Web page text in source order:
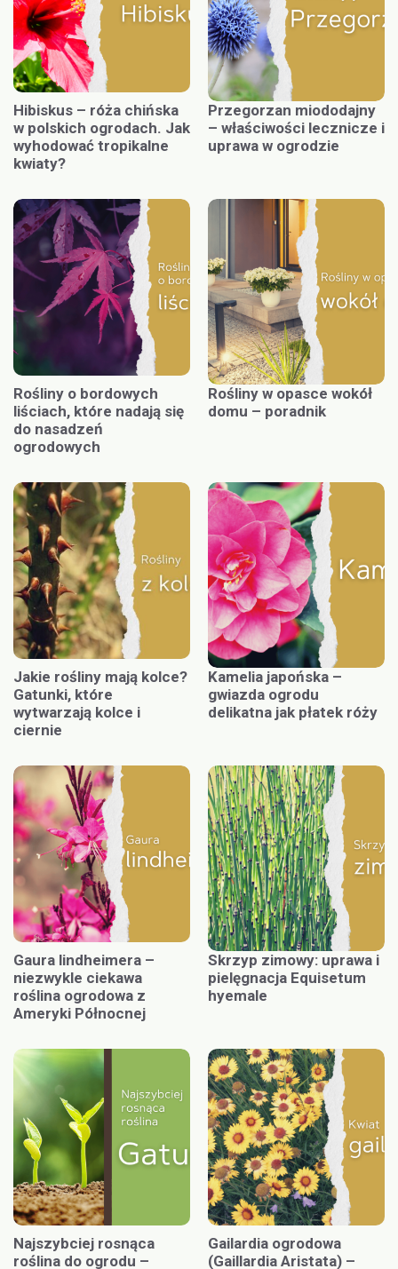
Hibiskus – róża chińska
w polskich ogrodach. Jak
wyhodować tropikalne
kwiaty?
Przegorzan miododajny
– właściwości lecznicze i
uprawa w ogrodzie
Rośliny o bordowych
liściach, które nadają się
do nasadzeń
ogrodowych
Rośliny w opasce wokół
domu – poradnik
Jakie rośliny mają kolce?
Gatunki, które
wytwarzają kolce i
ciernie
Kamelia japońska –
gwiazda ogrodu
delikatna jak płatek róży
Gaura lindheimera –
niezwykle ciekawa
roślina ogrodowa z
Ameryki Północnej
Skrzyp zimowy: uprawa i
pielęgnacja Equisetum
hyemale
Najszybciej rosnąca
roślina do ogrodu –
Gailardia ogrodowa
(Gaillardia Aristata) –